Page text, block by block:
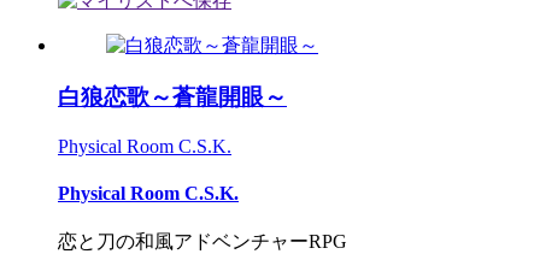
白狼恋歌～蒼龍開眼～
Physical Room C.S.K.
Physical Room C.S.K.
恋と刀の和風アドベンチャーRPG